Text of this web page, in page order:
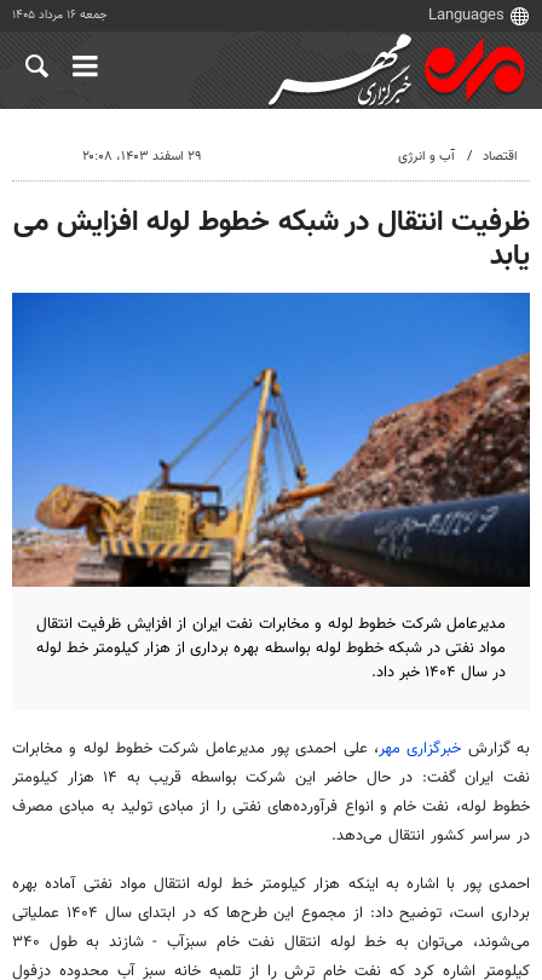
جمعه ۱۶ مرداد ۱۴۰۵
اقتصاد آب و انرژی ۲۹ اسفند ۱۴۰۳، ۲۰:۰۸
ظرفیت انتقال در شبکه خطوط لوله افزایش می
یابد
مدیرعامل شرکت خطوط لوله و مخابرات نفت ایران از افزایش ظرفیت انتقال
مواد نفتی در شبکه خطوط لوله بواسطه بهره برداری از هزار کیلومتر خط لوله
در سال ۱۴۰۴ خبر داد.
به گزارش خبرگزاری مهر، علی احمدی پور مدیرعامل شرکت خطوط لوله و مخابرات
نفت ایران گفت: در حال حاضر این شرکت بواسطه قریب به ۱۴ هزار کیلومتر
خطوط لوله، نفت خام و انواع فرآورده‌های نفتی را از مبادی تولید به مبادی مصرف
در سراسر کشور انتقال می‌دهد.
احمدی پور با اشاره به اینکه هزار کیلومتر خط لوله انتقال مواد نفتی آماده بهره
برداری است، توضیح داد: از مجموع این طرح‌ها که در ابتدای سال ۱۴۰۴ عملیاتی
می‌شوند، می‌توان به خط لوله انتقال نفت خام سبزآب
- شازند به طول ۳۴۰
کیلومتر اشاره کرد که نفت خام ترش را از تلمبه خانه سبز آب محدوده دزفول